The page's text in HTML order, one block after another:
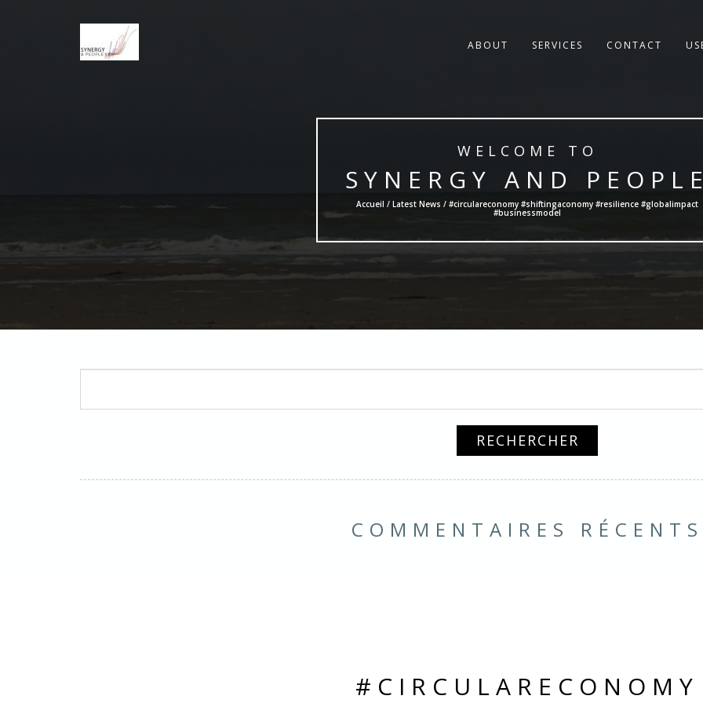
ABOUT SERVICES CONTACT
WELCOME TO
SYNERGY AND
Accueil / Latest News / #circulareconomy #shiftingaconomy #resilience #globalimpact
#businessmodel
COMMENTAIRES RÉCENTS
#CIRCULARECONOMY